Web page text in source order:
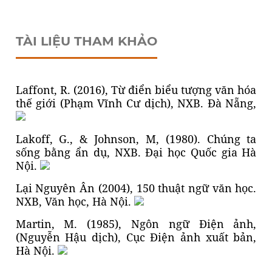
TÀI LIỆU THAM KHẢO
Laffont, R. (2016), Từ điển biểu tượng văn hóa
thế giới (Phạm Vĩnh Cư dịch), NXB. Đà Nẵng,
Lakoff, G., & Johnson, M, (1980). Chúng ta
sống bằng ẩn dụ, NXB. Đại học Quốc gia Hà
Nội.
Lại Nguyên Ân (2004), 150 thuật ngữ văn học.
NXB, Văn học, Hà Nội.
Martin, M. (1985), Ngôn ngữ Điện ảnh,
(Nguyễn Hậu dịch), Cục Điện ảnh xuất bản,
Hà Nội.